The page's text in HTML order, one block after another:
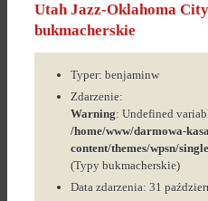
Utah Jazz-Oklahoma
bukmacherskie
Typer: benjaminw
Zdarzenie:
Warning: Undefined
/home/www/darmowa-
content/themes/wpsn/
(Typy bukmacherskie)
Data zdarzenia: 31